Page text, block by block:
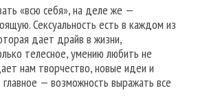
«всю себя», на деле же —
Сексуальность есть в каждом из
дает драйв в жизни,
телесное, умению любить не
нам творчество, новые идеи и
— возможность выражать все